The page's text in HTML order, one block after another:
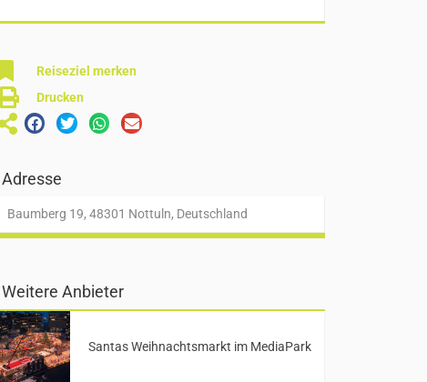
Reiseziel merken
Drucken
Adresse
Baumberg 19, 48301 Nottuln, Deutschland
Weitere Anbieter
Santas Weihnachtsmarkt im MediaPark